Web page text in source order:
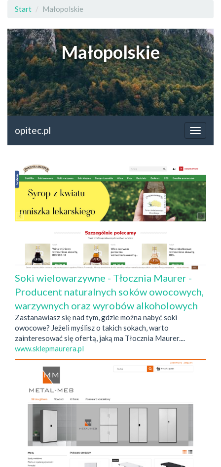
Start Małopolskie
Małopolskie
opitec.pl
Soki wielowarzywne - Tłocznia Maurer -
Producent naturalnych soków owocowych,
warzywnych oraz wyrobów alkoholowych
Zastanawiasz się nad tym, gdzie można nabyć soki
owocowe? Jeżeli myślisz o takich sokach, warto
zainteresować się ofertą, jaką ma Tłocznia Maurer....
www.sklepmaurera.pl